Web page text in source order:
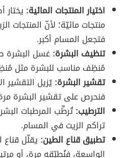
اختيار المنتجات المائية: يختار
منتجات مائيّة؛ لأنّ المنتجات
فتجعل المسام أكبر.
تنظيف البشرة:غسل البشرة
مُنظِف مناسب للبشرة مثل
تقشير البشرة:يُزيل التقشير
فنحرص على تقشير البشرة
الترطيب:تُرطِّب المرطبات
تراكم الزيت في المسام.
تطبيق قناع الطين: يقلّل
الواسعة، فنُطبّقه مرة، أو